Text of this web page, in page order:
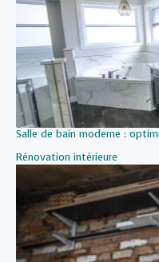
Salle de bain moderne :
Par rapport à
Rénovation intérieure